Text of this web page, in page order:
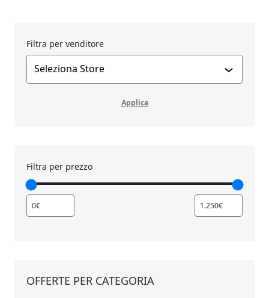
Filtra per venditore
ApplicaApplica filtro
Filtra per prezzo
OFFERTE PER CATEGORIA